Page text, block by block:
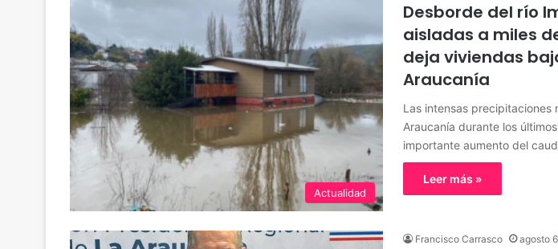
Actualidad
Desborde del río
aisladas a miles
deja viviendas
Araucanía
Las intensas precipitaciones
Araucanía durante los
importante aumento del
Leer más »
Francisco Carrasco agosto